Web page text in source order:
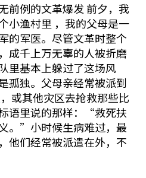
前例的文革爆发 前夕，我
小渔村里 ，我的父母是一
的军医。尽管文革时整个
成千上万无辜的人被折磨
里基本上躲过了这场风
孤独。父母亲经常被派到
或其他灾区去抢救那些比
语里说的那样：“救死扶
。”小时候生病难过，最
他们经常被派遣在外，不